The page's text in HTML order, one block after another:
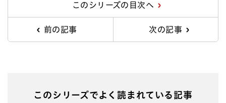
このシリーズの目次へ
前の記事 次の記事
このシリーズでよく読まれている記事